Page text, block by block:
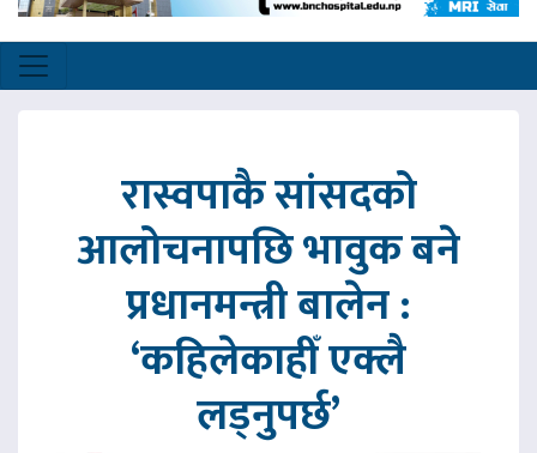
रास्वपाकै सांसदको
आलोचनापछि भावुक बने
प्रधानमन्त्री बालेन :
‘कहिलेकाहीँ एक्लै
लड्नुपर्छ’